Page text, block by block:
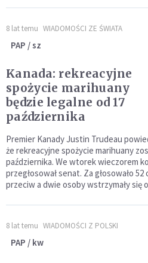
8 lat temu WIADOMOŚCI ZE ŚWIATA
PAP / sz
Kanada: rekreacyjne
spożycie marihuany
będzie legalne od 17
października
Premier Kanady Justin Trudeau
że rekreacyjne spożycie marihuany
października. We wtorek wieczorem
przegłosował senat. Za głosowało
przeciw a dwie osoby wstrzymały się
8 lat temu WIADOMOŚCI Z POLSKI
PAP / kw